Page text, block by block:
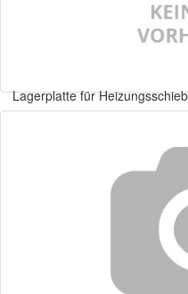
Lagerplatte für